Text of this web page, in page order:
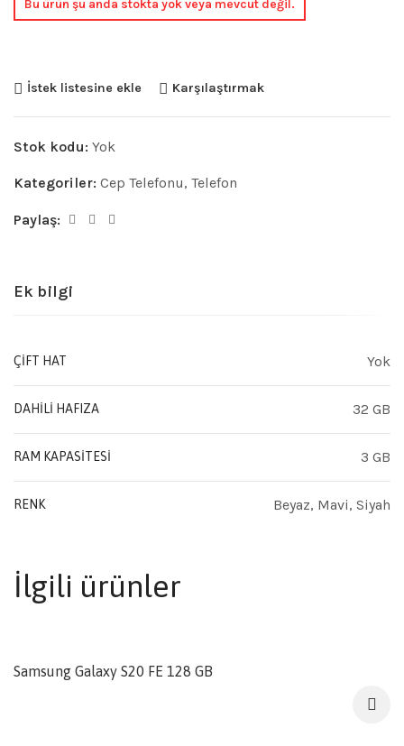
Bu ürün şu anda stokta yok veya mevcut değil.
İstek listesine ekle Karşılaştırmak
Stok kodu: Yok
Kategoriler: Cep Telefonu, Telefon
Paylaş:
Ek bilgi
ÇIFT HAT Yok
DAHILI HAFIZA 32 GB
RAM KAPASITESI 3 GB
RENK Beyaz, Mavi, Siyah
İlgili ürünler
Samsung Galaxy S20 FE 128 GB